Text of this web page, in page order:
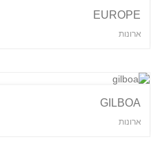
EUROPE
ארונות
GILBOA
ארונות